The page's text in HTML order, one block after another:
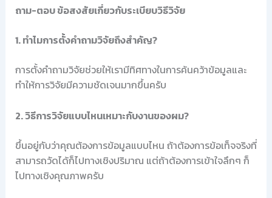
ถาม-ตอบ ข้อสงสัยเกี่ยวกับระเบียบวิธีวิจัย
1. ทำไมการตั้งคำถามวิจัยถึงสำคัญ?
การตั้งคำถามวิจัยช่วยให้เรามีทิศทางในการค้นคว้าข้อมูลและ
ทำให้การวิจัยมีความชัดเจนมากขึ้นครับ
2. วิธีการวิจัยแบบไหนเหมาะกับงานของผม?
ขึ้นอยู่กับว่าคุณต้องการข้อมูลแบบไหน ถ้าต้องการข้อเท็จจริงที่
สามารถวัดได้ก็ไปทางเชิงปริมาณ แต่ถ้าต้องการเข้าใจลึกๆ ก็
ไปทางเชิงคุณภาพครับ